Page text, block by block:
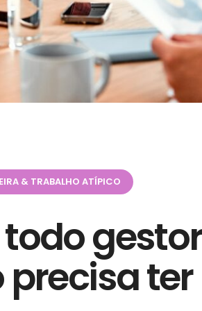
& TRABALHO ATÍPICO
ter